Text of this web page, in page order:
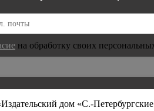
на обработку своих
дом «С.-